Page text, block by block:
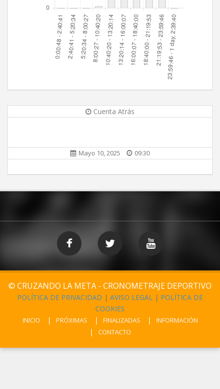
Cuenta Atrás
Mayo 10, 2025 09:30
© CRUZANDO LA META - CRONOMETRAJE DEPORTIVO
POLÍTICA DE PRIVACIDAD | AVISO LEGAL | POLÍTICA DE
COOKIES
INICIO PRÓXIMAS FINALIZADAS
INFORMACIÓN
CONTACTO